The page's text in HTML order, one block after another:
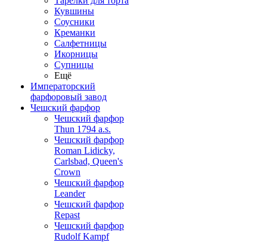
Кувшины
Соусники
Креманки
Салфетницы
Икорницы
Супницы
Ещё
Императорский
фарфоровый завод
Чешский фарфор
Чешский фарфор
Thun 1794 a.s.
Чешский фарфор
Roman Lidicky,
Carlsbad, Queen's
Crown
Чешский фарфор
Leander
Чешский фарфор
Repast
Чешский фарфор
Rudolf Kampf